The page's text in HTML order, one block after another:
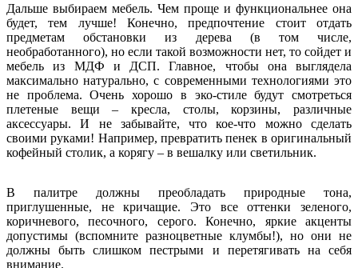
Дальше выбираем мебель. Чем проще и функциональнее она
будет, тем лучше! Конечно, предпочтение стоит отдать
предметам обстановки из дерева (в том числе,
необработанного), но если такой возможности нет, то сойдет и
мебель из МДФ и ДСП. Главное, чтобы она выглядела
максимально натурально, с современными технологиями это
не проблема. Очень хорошо в эко-стиле будут смотреться
плетеные вещи – кресла, столы, корзины, различные
аксессуары. И не забывайте, что кое-что можно сделать
своими руками! Например, превратить пенек в оригинальный
кофейный столик, а корягу – в вешалку или светильник.
В палитре должны преобладать природные тона,
приглушенные, не кричащие. Это все оттенки зеленого,
коричневого, песочного, серого. Конечно, яркие акценты
допустимы (вспомните разноцветные клумбы!), но они не
должны быть слишком пестрыми и перетягивать на себя
внимание.